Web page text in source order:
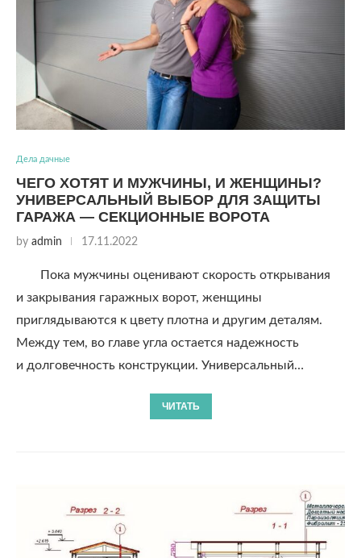
Дела дачные
ЧЕГО ХОТЯТ И МУЖЧИНЫ, И ЖЕНЩИНЫ?
УНИВЕРСАЛЬНЫЙ ВЫБОР ДЛЯ ЗАЩИТЫ
ГАРАЖА ― СЕКЦИОННЫЕ ВОРОТА
by admin 17.11.2022
Пока мужчины оценивают скорость открывания
и закрывания гаражных ворот, женщины
приглядываются к цвету плотна и другим деталям.
Между тем, во главе угла остается надежность
и долговечность конструкции. Универсальный…
ЧИТАТЬ